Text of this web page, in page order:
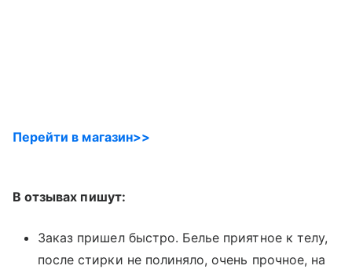
Перейти в магазин>>
В отзывах пишут:
Заказ пришел быстро. Белье приятное к телу,
после стирки не полиняло, очень прочное, на